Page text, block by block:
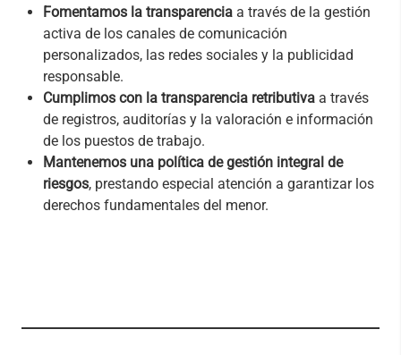
Fomentamos la transparencia a través de la gestión
activa de los canales de comunicación
personalizados, las redes sociales y la publicidad
responsable.
Cumplimos con la transparencia retributiva a través
de registros, auditorías y la valoración e información
de los puestos de trabajo.
Mantenemos una política de gestión integral de
riesgos, prestando especial atención a garantizar los
derechos fundamentales del menor.